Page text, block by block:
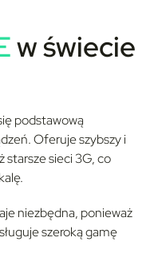
w świecie
podstawową
Oferuje szybszy i
starsze sieci 3G, co
niezbędna, ponieważ
szeroką gamę